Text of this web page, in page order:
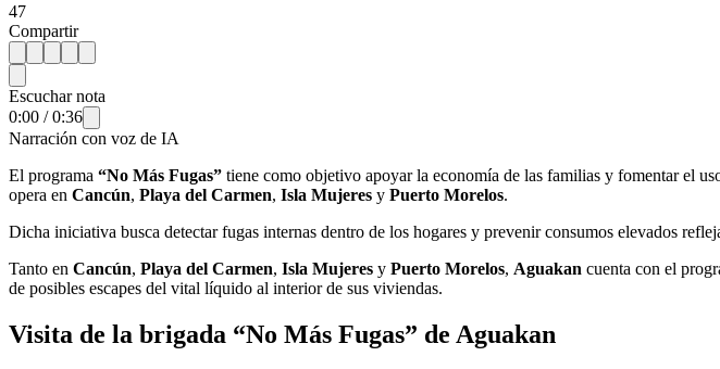
47
Compartir
Escuchar nota
0:00 /0:36
Narración con voz de IA
El programa “No Más Fugas” tiene como objetivo apoyar la economía de las familias y fomentar el
opera en Cancún, Playa del Carmen, Isla Mujeres y Puerto Morelos.
Dicha iniciativa busca detectar fugas internas dentro de los hogares y prevenir consumos elevados
Tanto en Cancún, Playa del Carmen, Isla Mujeres y Puerto Morelos, Aguakan cuenta con el
de posibles escapes del vital líquido al interior de sus viviendas.
Visita de la brigada “No Más Fugas” de Aguakan